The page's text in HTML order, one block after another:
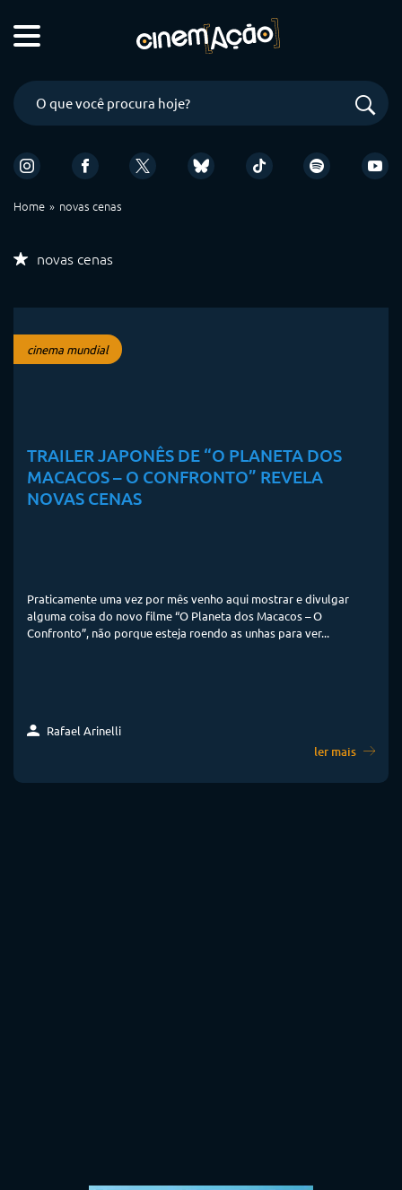
Home novas cenas
novas cenas
cinema mundial
TRAILER JAPONÊS DE “O PLANETA DOS
MACACOS – O CONFRONTO” REVELA
NOVAS CENAS
Praticamente uma vez por mês venho aqui mostrar e divulgar
alguma coisa do novo filme “O Planeta dos Macacos – O
Confronto”, não porque esteja roendo as unhas para ver...
Rafael Arinelli
ler mais